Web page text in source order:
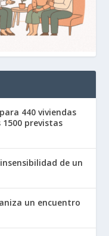
440 viviendas
previstas
de un
un encuentro